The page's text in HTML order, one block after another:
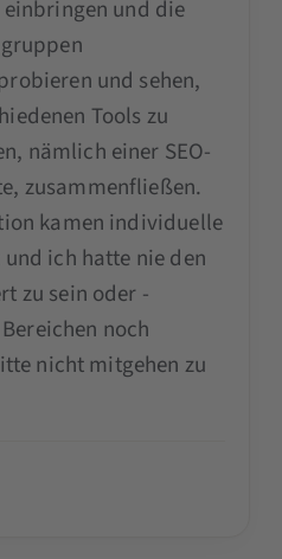
und die
und sehen,
Tools zu
nämlich einer SEO-
zusammenfließen.
kamen individuelle
ich hatte nie den
zu sein oder -
noch
nicht mitgehen zu